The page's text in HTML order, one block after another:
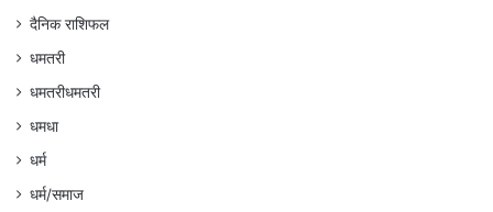
दैनिक राशिफल
धमतरी
धमतरीधमतरी
धमधा
धर्म
धर्म/समाज